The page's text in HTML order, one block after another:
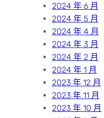
2024 年 6 月
2024 年 5 月
2024 年 4 月
2024 年 3 月
2024 年 2 月
2024 年 1 月
2023 年 12 月
2023 年 11 月
2023 年 10 月